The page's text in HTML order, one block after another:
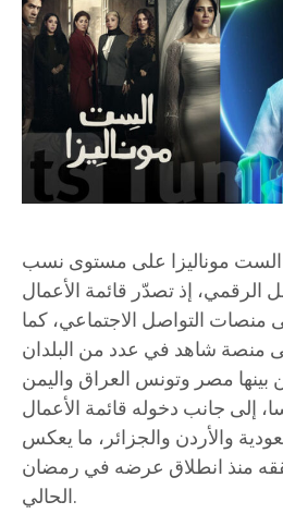
موناليزا على مستوى نسب
الرقمي، إذ تصدّر قائمة الأعمال
منصات التواصل الاجتماعي، كما
منصة شاهد في عدد من البلدان
بينها مصر وتونس العراق واليمن
إلى جانب دخوله قائمة الأعمال
والأردن والجزائر، ما يعكس
منذ انطلاق عرضه في رمضان
الحالي.